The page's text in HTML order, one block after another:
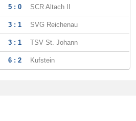
5 : 0 SCR Altach II
3 : 1 SVG Reichenau
3 : 1 TSV St. Johann
6 : 2 Kufstein